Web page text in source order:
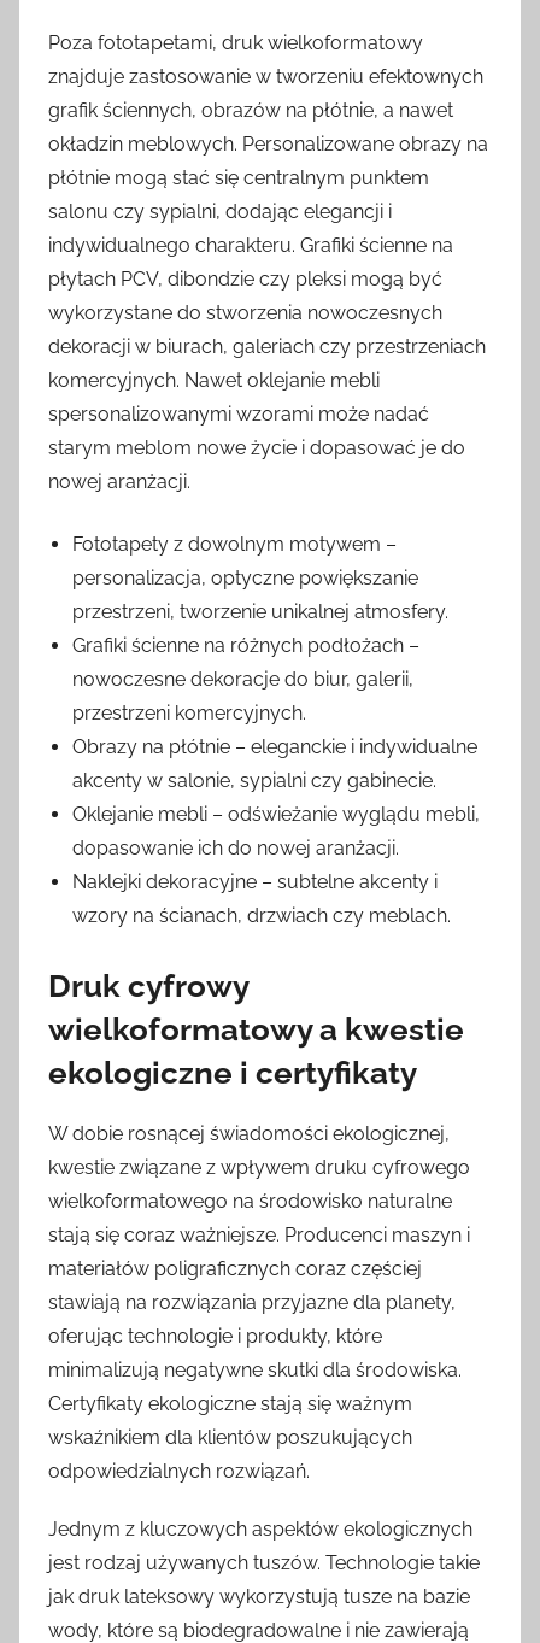
Poza fototapetami, druk wielkoformatowy
znajduje zastosowanie w tworzeniu efektownych
grafik ściennych, obrazów na płótnie, a nawet
okładzin meblowych. Personalizowane obrazy na
płótnie mogą stać się centralnym punktem
salonu czy sypialni, dodając elegancji i
indywidualnego charakteru. Grafiki ścienne na
płytach PCV, dibondzie czy pleksi mogą być
wykorzystane do stworzenia nowoczesnych
dekoracji w biurach, galeriach czy przestrzeniach
komercyjnych. Nawet oklejanie mebli
spersonalizowanymi wzorami może nadać
starym meblom nowe życie i dopasować je do
nowej aranżacji.
Fototapety z dowolnym motywem –
personalizacja, optyczne powiększanie
przestrzeni, tworzenie unikalnej atmosfery.
Grafiki ścienne na różnych podłożach –
nowoczesne dekoracje do biur, galerii,
przestrzeni komercyjnych.
Obrazy na płótnie – eleganckie i indywidualne
akcenty w salonie, sypialni czy gabinecie.
Oklejanie mebli – odświeżanie wyglądu mebli,
dopasowanie ich do nowej aranżacji.
Naklejki dekoracyjne – subtelne akcenty i
wzory na ścianach, drzwiach czy meblach.
Druk cyfrowy
wielkoformatowy a kwestie
ekologiczne i certyfikaty
W dobie rosnącej świadomości ekologicznej,
kwestie związane z wpływem druku cyfrowego
wielkoformatowego na środowisko naturalne
stają się coraz ważniejsze. Producenci maszyn i
materiałów poligraficznych coraz częściej
stawiają na rozwiązania przyjazne dla planety,
oferując technologie i produkty, które
minimalizują negatywne skutki dla środowiska.
Certyfikaty ekologiczne stają się ważnym
wskaźnikiem dla klientów poszukujących
odpowiedzialnych rozwiązań.
Jednym z kluczowych aspektów ekologicznych
jest rodzaj używanych tuszów. Technologie takie
jak druk lateksowy wykorzystują tusze na bazie
wody, które są biodegradowalne i nie zawierają